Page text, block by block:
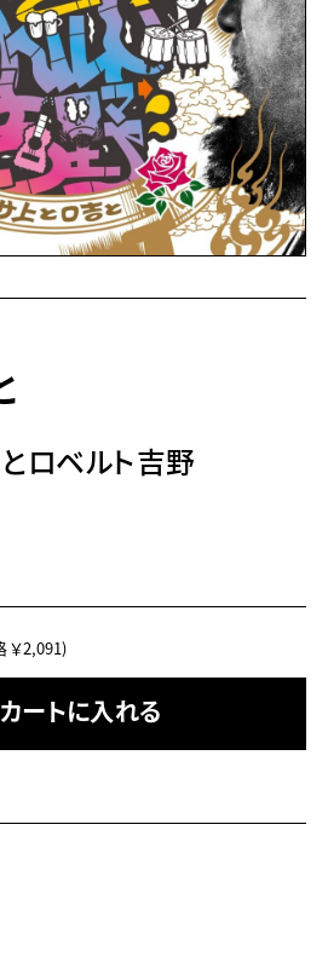
ロベルト吉野
￥2,091)
カートに入れる